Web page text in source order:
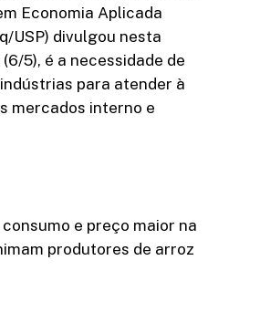
Economia Aplicada
USP) divulgou nesta
5), é a necessidade de
para atender à
mercados interno e
e preço maior na
produtores de arroz